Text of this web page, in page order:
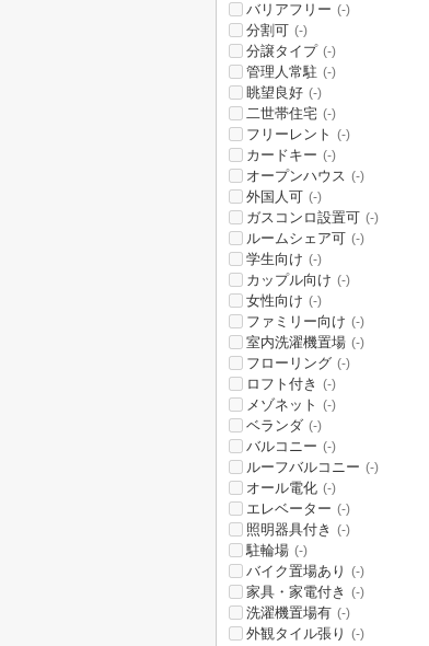
バリアフリー (-)
分割可 (-)
分譲タイプ (-)
管理人常駐 (-)
眺望良好 (-)
二世帯住宅 (-)
フリーレント (-)
カードキー (-)
オープンハウス (-)
外国人可 (-)
ガスコンロ設置可 (-)
ルームシェア可 (-)
学生向け (-)
カップル向け (-)
女性向け (-)
ファミリー向け (-)
室内洗濯機置場 (-)
フローリング (-)
ロフト付き (-)
メゾネット (-)
ベランダ (-)
バルコニー (-)
ルーフバルコニー (-)
オール電化 (-)
エレベーター (-)
照明器具付き (-)
駐輪場 (-)
バイク置場あり (-)
家具・家電付き (-)
洗濯機置場有 (-)
外観タイル張り (-)